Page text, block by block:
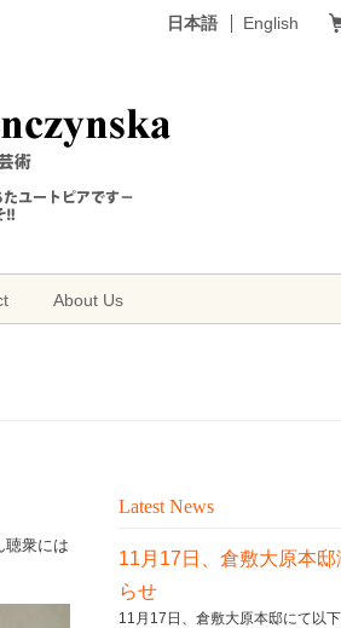
日本語 English
About Us
聴衆には
Latest News
11月17日、倉敷大原本
らせ
11月17日、倉敷大原本邸にて以